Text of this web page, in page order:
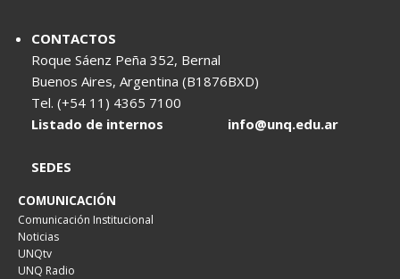
CONTACTOS
Roque Sáenz Peña 352, Bernal
Buenos Aires, Argentina (B1876BXD)
Tel. (+54 11) 4365 7100
Listado de internos
info@unq.edu.ar
SEDES
COMUNICACIÓN
Comunicación Institucional
Noticias
UNQtv
UNQ Radio